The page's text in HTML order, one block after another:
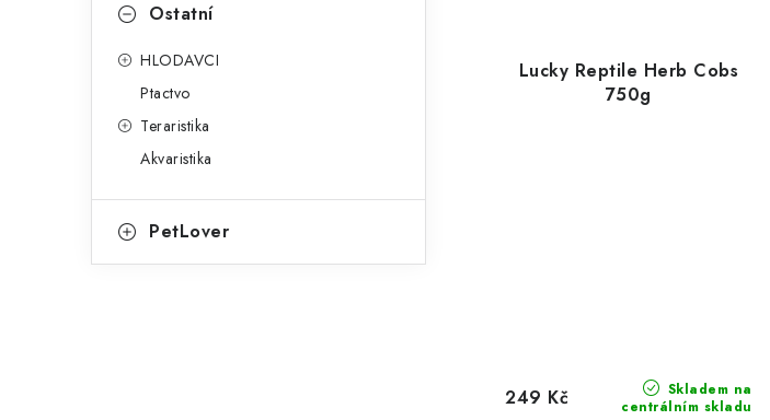
Ostatní
HLODAVCI
Ptactvo
Teraristika
Akvaristika
PetLover
Lucky Reptile Herb Cobs
750g
Skladem na
centrálním skladu
249 Kč